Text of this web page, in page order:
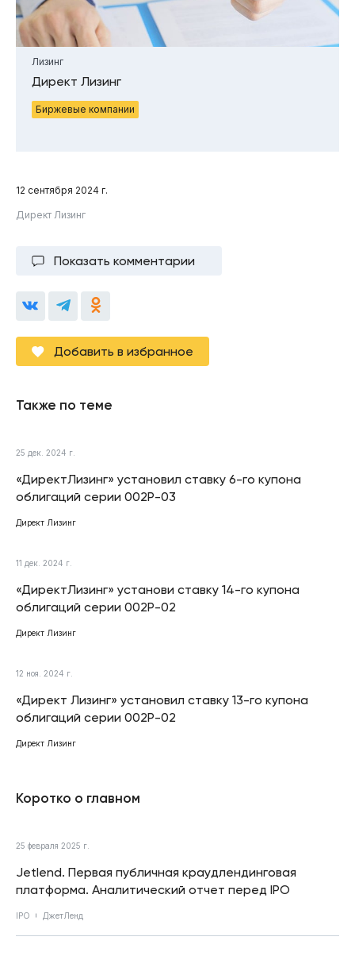
Лизинг
Директ Лизинг
Биржевые компании
12 сентября 2024 г.
Директ Лизинг
Показать комментарии
Добавить в избранное
Также по теме
25 дек. 2024 г.
«ДиректЛизинг» установил ставку 6-го купона
облигаций серии 002Р-03
Директ Лизинг
11 дек. 2024 г.
«ДиректЛизинг» установи ставку 14-го купона
облигаций серии 002Р-02
Директ Лизинг
12 ноя. 2024 г.
«Директ Лизинг» установил ставку 13-го купона
облигаций серии 002Р-02
Директ Лизинг
Коротко о главном
25 февраля 2025 г.
Jetlend. Первая публичная краудлендинговая
платформа. Аналитический отчет перед IPO
IPO ДжетЛенд